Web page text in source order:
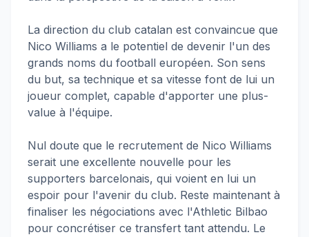
La direction du club catalan est convaincue que
Nico Williams a le potentiel de devenir l'un des
grands noms du football européen. Son sens
du but, sa technique et sa vitesse font de lui un
joueur complet, capable d'apporter une plus-
value à l'équipe.
Nul doute que le recrutement de Nico Williams
serait une excellente nouvelle pour les
supporters barcelonais, qui voient en lui un
espoir pour l'avenir du club. Reste maintenant à
finaliser les négociations avec l'Athletic Bilbao
pour concrétiser ce transfert tant attendu. Le